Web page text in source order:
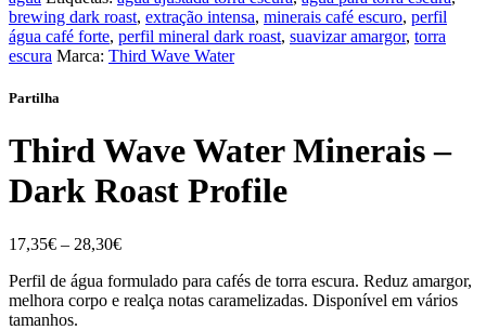
brewing dark roast, extração intensa, minerais café escuro, perfil
água café forte, perfil mineral dark roast, suavizar amargor, torra
escura Marca: Third Wave Water
Partilha
Third Wave Water Minerais –
Dark Roast Profile
17,35€ – 28,30€
Perfil de água formulado para cafés de torra escura. Reduz amargor,
melhora corpo e realça notas caramelizadas. Disponível em vários
tamanhos.